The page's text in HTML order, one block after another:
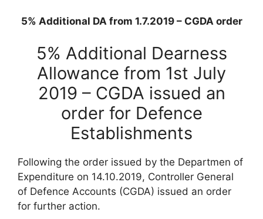
5% Additional DA from 1.7.2019 – CGDA order
5% Additional Dearness
Allowance from 1st July
2019 – CGDA issued an
order for Defence
Establishments
Following the order issued by the Departmen of
Expenditure on 14.10.2019, Controller General
of Defence Accounts (CGDA) issued an order
for further action.